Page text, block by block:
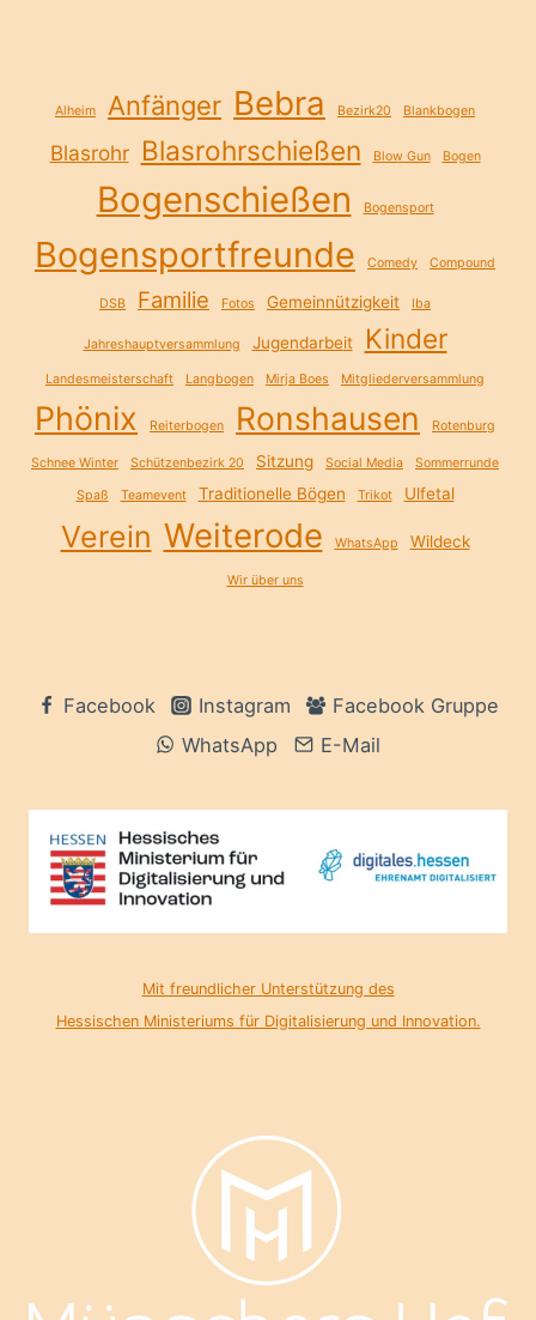
Alheim Anfänger Bebra Bezirk20 Blankbogen
Blasrohr Blasrohrschießen Blow Gun Bogen
Bogenschießen Bogensport
Bogensportfreunde Comedy Compound
DSB Familie Fotos Gemeinnützigkeit Iba
Jahreshauptversammlung Jugendarbeit Kinder
Landesmeisterschaft Langbogen Mirja Boes Mitgliederversammlung
Phönix Reiterbogen Ronshausen Rotenburg
Schnee Winter Schützenbezirk 20 Sitzung Social Media Sommerrunde
Spaß Teamevent Traditionelle Bögen Trikot Ulfetal
Verein Weiterode WhatsApp Wildeck
Wir über uns
Facebook Instagram
Facebook Gruppe
WhatsApp
E-Mail
Mit freundlicher Unterstützung des
Hessischen Ministeriums für Digitalisierung und Innovation.